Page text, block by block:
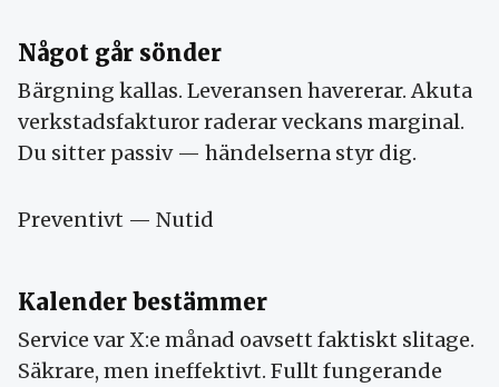
Något går sönder
Bärgning kallas. Leveransen havererar. Akuta
verkstadsfakturor raderar veckans marginal.
Du sitter passiv — händelserna styr dig.
Preventivt — Nutid
Kalender bestämmer
Service var X:e månad oavsett faktiskt slitage.
Säkrare, men ineffektivt. Fullt fungerande